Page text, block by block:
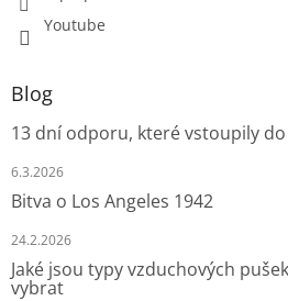
Youtube
Blog
13 dní odporu, které vstoupily
6.3.2026
Bitva o Los Angeles 1942
24.2.2026
Jaké jsou typy vzduchových
vybrat